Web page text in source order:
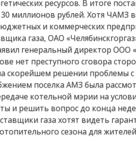
ресурсов. В итоге
миллионов рублей. Хотя ЧАМЗ
и коммерческих
газа, ОАО
генеральный директор
нет преступного сговора
скорейшем решении проблемы с
поселка АМЗ была
котельной мэрии на
и решить вопрос до конца
газа хотят видеть
сезона для